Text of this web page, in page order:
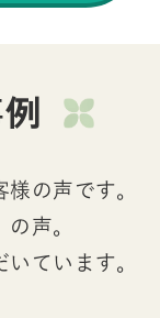
の声です。
声。
ています。